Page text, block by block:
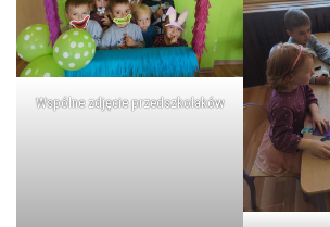
Wspólne zdjęcie przedszkolaków